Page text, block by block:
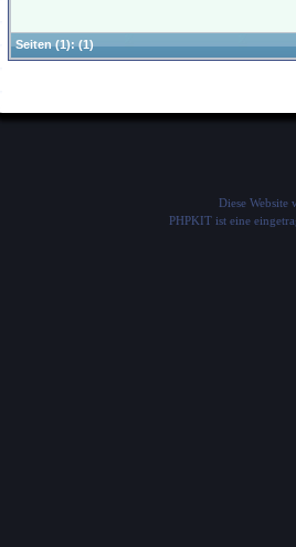
Seiten(1):(1)
Diese Website
PHPKIT ist eine